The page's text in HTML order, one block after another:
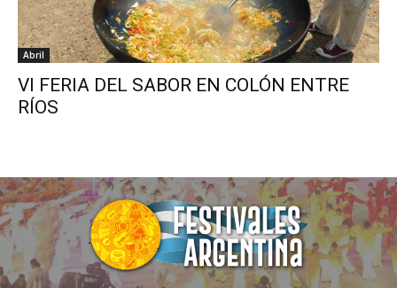
Abril
VI FERIA DEL SABOR EN COLÓN ENTRE
RÍOS